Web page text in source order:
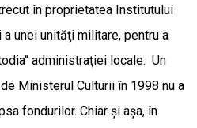
în proprietatea Institutului
unei unităţi militare, pentru a
administraţiei locale. Un
Ministerul Culturii în 1998 nu a
fondurilor. Chiar şi aşa, în